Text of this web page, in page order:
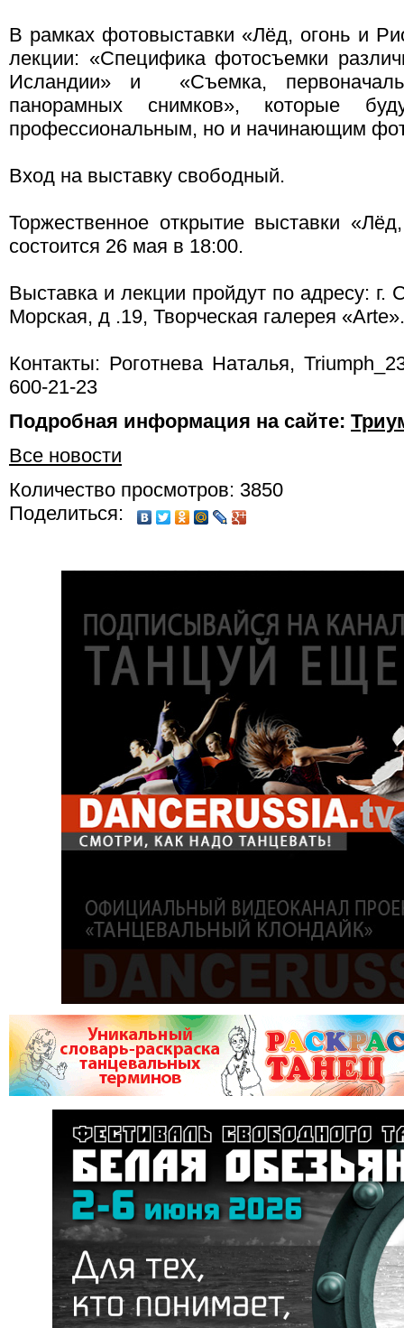
В рамках фотовыставки «Лёд, огонь и
лекции: «Специфика фотосъемки
Исландии» и «Съемка,
панорамных снимков», которые
профессиональным, но и начинающим
Вход на выставку свободный.
Торжественное открытие выставки
состоится 26 мая в 18:00.
Выставка и лекции пройдут по адресу: г.
Морская, д .19, Творческая галерея «Arte».
Контакты: Роготнева Наталья,
600-21-23
Подробная информация на сайте:
Все новости
Количество просмотров: 3850
Поделиться: